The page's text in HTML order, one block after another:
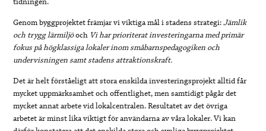
Genom byggprojektet främjar vi viktiga mål i stadens strategi:Jämlik
och trygg lärmiljöoch Vi har prioriterat investeringarna med primär
fokus på högklassiga lokaler inom småbarnspedagogiken och
undervisningen samt stadens attraktionskraft.
Det är helt förståeligt att stora enskilda investeringsprojekt alltid får
mycket uppmärksamhet och offentlighet, men samtidigt pågår det
mycket annat arbete vid lokalcentralen. Resultatet av det övriga
arbetet är minst lika viktigt för användarna av våra lokaler. Vi kan